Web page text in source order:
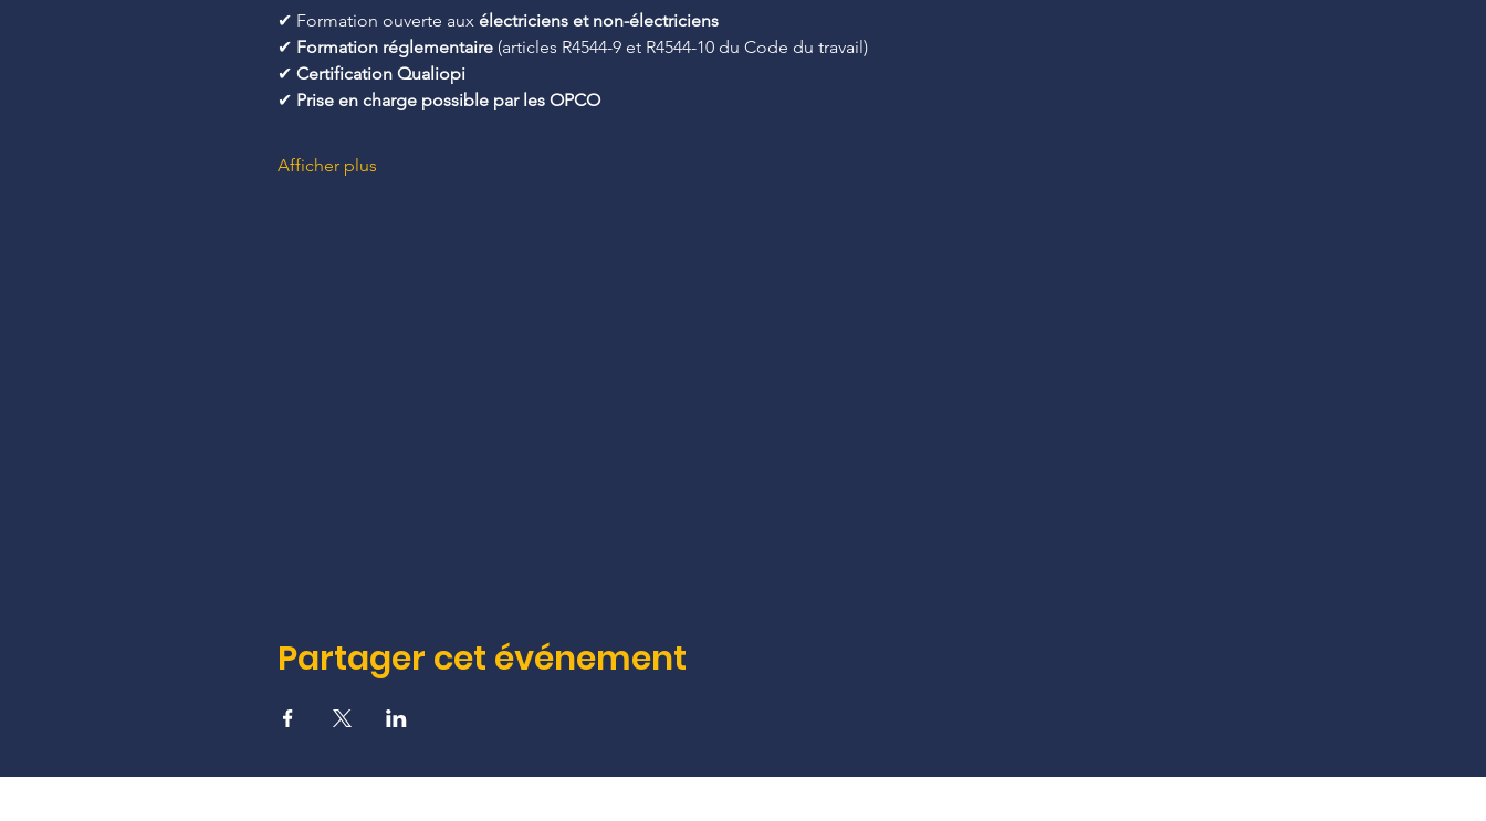
✔ Formation ouverte aux électriciens et non-électriciens
✔ Formation réglementaire (articles R4544-9 et R4544-10 du Code du travail)
✔ Certification Qualiopi
✔ Prise en charge possible par les OPCO
Afficher plus
Partager cet événement